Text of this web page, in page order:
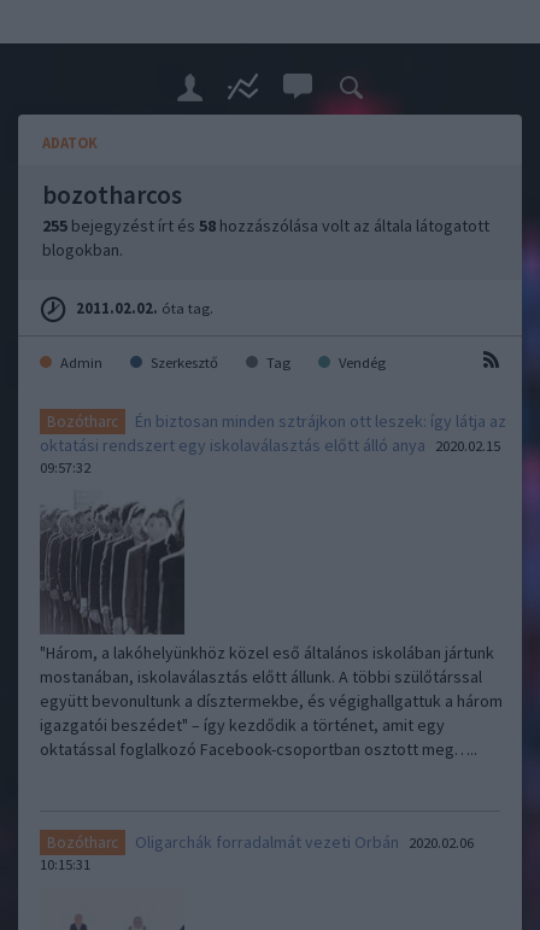
ADATOK
bozotharcos
255 bejegyzést írt és 58 hozzászólása volt az általa látogatott
blogokban.
2011.02.02. óta tag.
Admin Szerkesztő Tag Vendég
Bozótharc
Én biztosan minden sztrájkon ott leszek: így látja az
oktatási rendszert egy iskolaválasztás előtt álló anya
2020.02.15
09:57:32
"Három, a lakóhelyünkhöz közel eső általános iskolában jártunk
mostanában, iskolaválasztás előtt állunk. A többi szülőtárssal
együtt bevonultunk a dísztermekbe, és végighallgattuk a három
igazgatói beszédet" – így kezdődik a történet, amit egy
oktatással foglalkozó Facebook-csoportban osztott meg…..
Bozótharc Oligarchák forradalmát vezeti Orbán
2020.02.06
10:15:31